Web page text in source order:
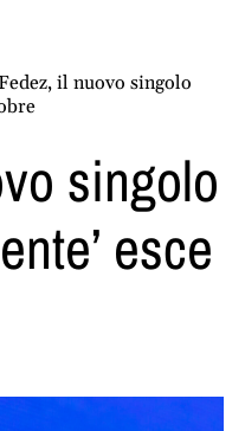
il nuovo singolo
singolo
esce